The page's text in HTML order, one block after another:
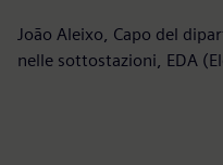
João Aleixo, Capo del
nelle sottostazioni, EDA